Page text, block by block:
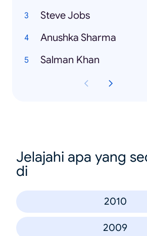
Steve Jobs
Anushka Sharma
Salman Khan
Jelajahi apa yang
di
2010
2009